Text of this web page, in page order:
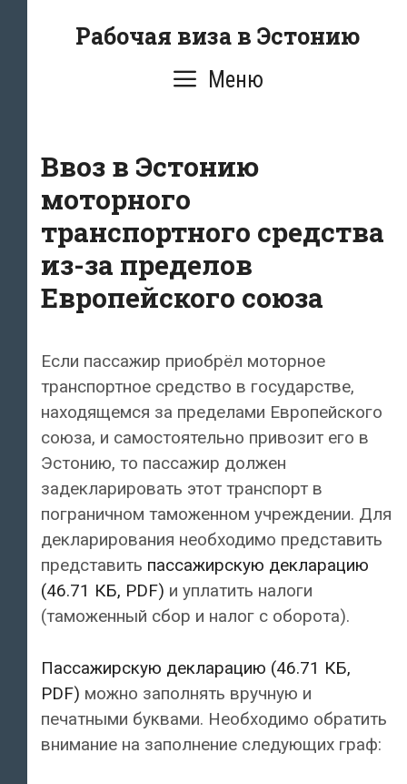
Рабочая виза в Эстонию
Меню
Ввоз в Эстонию
моторного
транспортного средства
из-за пределов
Европейского союза
Если пассажир приобрёл моторное
транспортное средство в государстве,
находящемся за пределами Европейского
союза, и самостоятельно привозит его в
Эстонию, то пассажир должен
задекларировать этот транспорт в
пограничном таможенном учреждении. Для
декларирования необходимо представить
представить пассажирскую декларацию
(46.71 КБ, PDF) и уплатить налоги
(таможенный сбор и налог с оборота).
Пассажирскую декларацию (46.71 КБ,
PDF) можно заполнять вручную и
печатными буквами. Необходимо обратить
внимание на заполнение следующих граф: